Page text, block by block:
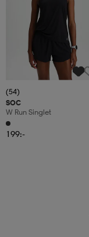
(54)
SOC
W Run Singlet
199:-